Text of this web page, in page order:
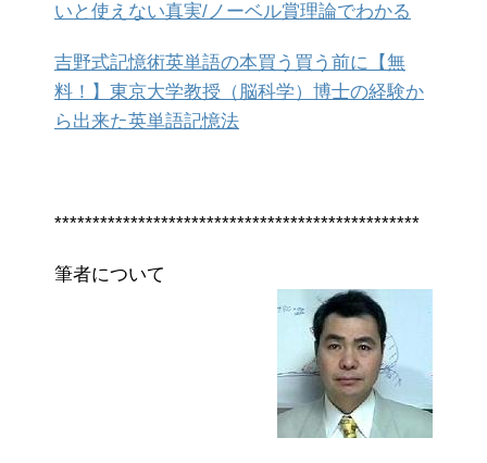
いと使えない真実/ノーベル賞理論でわかる
吉野式記憶術英単語の本買う買う前に【無
料！】東京大学教授（脳科学）博士の経験か
ら出来た英単語記憶法
************************************************
筆者について